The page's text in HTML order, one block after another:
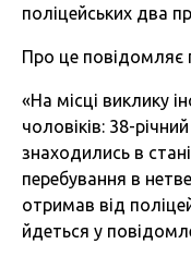
поліцейських два
Про це повідомляє
«На місці виклику
чоловіків: 38-
знаходились в
перебування в
отримав від
йдеться у